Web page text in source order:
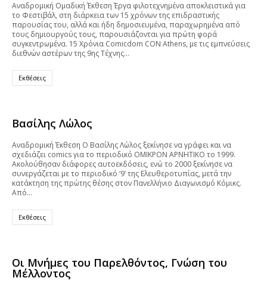
Αναδρομική Ομαδική Έκθεση Έργα φιλοτεχνημένα αποκλειστικά για
το Φεστιβάλ, στη διάρκεια των 15 χρόνων της επιδραστικής
παρουσίας του, αλλά και ήδη δημοσιευμένα, παραχωρημένα από
τους δημιουργούς τους, παρουσιάζονται για πρώτη φορά
συγκεντρωμένα. 15 Χρόνια Comicdom CON Athens, με τις εμπνεύσεις
διεθνών αστέρων της 9ης Τέχνης…
Εκθέσεις
Βασίλης Λώλος
Αναδρομική Έκθεση Ο Βασίλης Λώλος ξεκίνησε να γράφει και να
σχεδιάζει comics για το περιοδικό ΟΜΙΚΡΟΝ ΑΡΝΗΤΙΚΟ το 1999.
Ακολούθησαν διάφορες αυτοεκδόσεις, ενώ το 2000 ξεκίνησε να
συνεργάζεται με το περιοδικό ‘9’ της Ελευθεροτυπίας, μετά την
κατάκτηση της πρώτης θέσης στον Πανελλήνιο Διαγωνισμό Κόμικς.
Από…
Εκθέσεις
Οι Μνήμες του Παρελθόντος, Γνώση του
Μέλλοντος